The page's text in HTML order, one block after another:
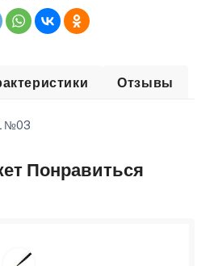
Отзывы
№03
Понравиться